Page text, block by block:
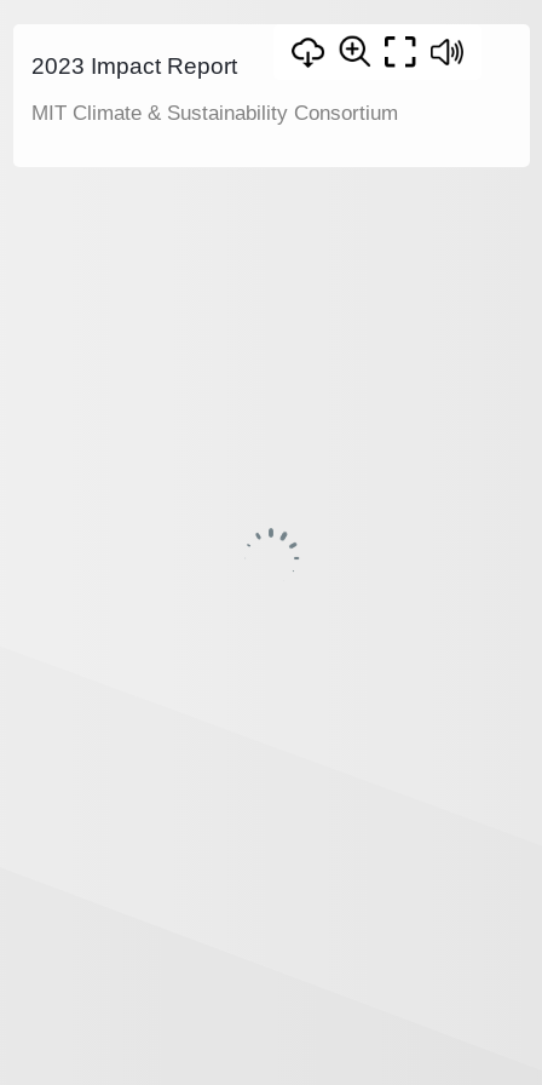
2023 Impact Report
MIT Climate & Sustainability Consortium